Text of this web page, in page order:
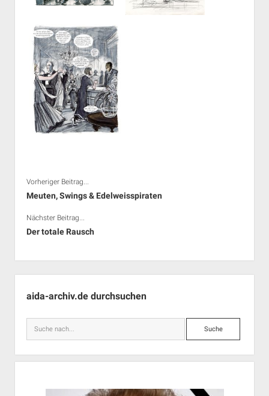
Vorheriger Beitrag...
Meuten, Swings & Edelweisspiraten
Nächster Beitrag...
Der totale Rausch
aida-archiv.de durchsuchen
Suche